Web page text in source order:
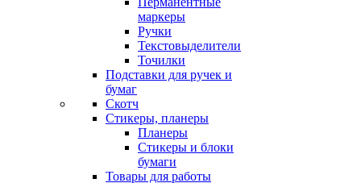
маркеры
Ручки
Текстовыделители
Точилки
Подставки для ручек и
бумаг
Скотч
Стикеры, планеры
Планеры
Стикеры и блоки
бумаги
Товары для работы